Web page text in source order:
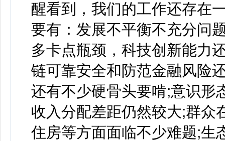
醒看到，我们的工作还存在
要有：发展不平衡不充分问
多卡点瓶颈，科技创新能力
链可靠安全和防范金融风险
还有不少硬骨头要啃;意识形
收入分配差距仍然较大;群众
住房等方面面临不少难题;生